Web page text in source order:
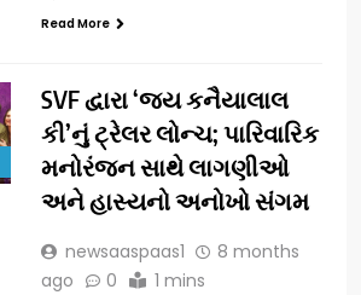
Read More
SVF દ્વારા ‘જય કનૈયાલાલ
કી’નું ટ્રેલર લોન્ચ; પારિવારિક
મનોરંજન સાથે લાગણીઓ
અને હાસ્યનો અનોખો સંગમ
newsaaspaas1
8 months
ago
0 1 mins